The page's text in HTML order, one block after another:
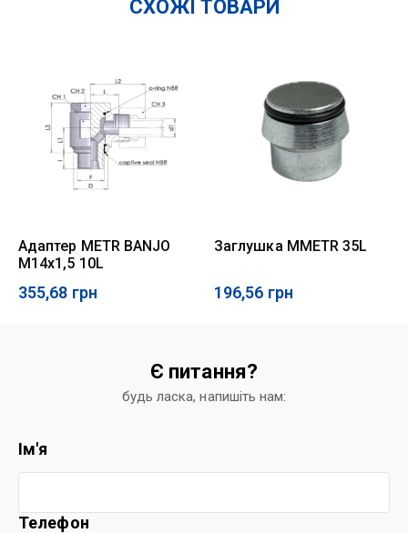
СХОЖІ ТОВАРИ
Адаптер METR BANJO
M14x1,5 10L
355,68 грн
Заглушка MMETR 35L
196,56 грн
Є питання?
будь ласка, напишіть нам:
Ім'я
Телефон